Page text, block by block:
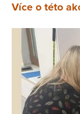
Více o této